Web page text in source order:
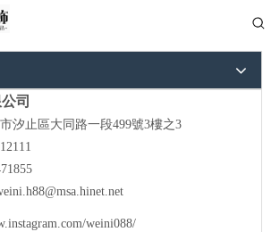
司
汐止區大同路一段499號3樓之3
weini088/